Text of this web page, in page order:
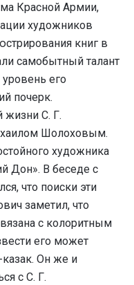
Красной Армии,
художников
книг в
самобытный талант
его
почерк.
жизни С. Г.
Шолоховым.
художника
Дон». В беседе с
что поиски эти
заметил, что
с колоритным
его может
Он же и
с С. Г.